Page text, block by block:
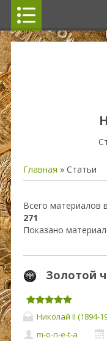
Главная » Статьи
Всего материалов
271
Показано
Золотой
Николай II (1894-
m-o-n-e-t-a